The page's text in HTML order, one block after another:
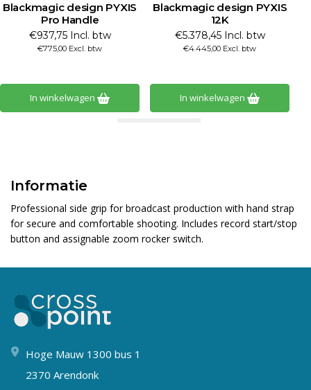
Blackmagic design PYXIS
Pro Handle
€937,75 Incl. btw
€775,00 Excl. btw
In winkelwagen
Blackmagic design PYXIS
12K
€5.378,45 Incl. btw
€4.445,00 Excl. btw
In winkelwagen
Informatie
Professional side grip for broadcast production with hand strap
for secure and comfortable shooting. Includes record start/stop
button and assignable zoom rocker switch.
Hoge Mauw 1300 bus 1
2370 Arendonk